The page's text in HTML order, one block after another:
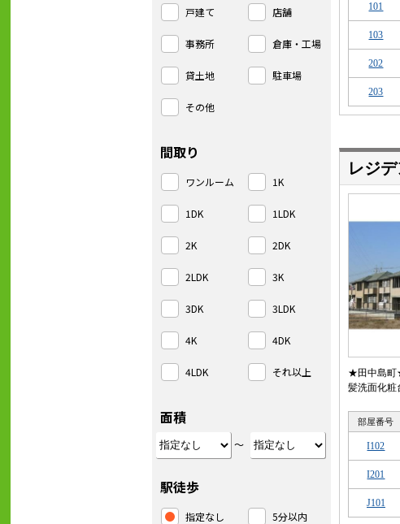
101
103
202
203
レジ
★田中島町
髪洗面化粧
部屋番号
I102
I201
J101
戸建て 店舗
事務所 倉庫・工場
貸土地 駐車場
その他
間取り
ワンルーム 1K
1DK 1LDK
2K 2DK
2LDK 3K
3DK 3LDK
4K 4DK
4LDK それ以上
面積
～
駅徒歩
指定なし 5分以内